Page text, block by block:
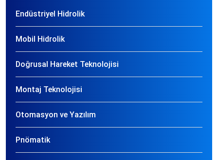
Endüstriyel Hidrolik
Mobil Hidrolik
Doğrusal Hareket Teknolojisi
Montaj Teknolojisi
Otomasyon ve Yazılım
Pnömatik